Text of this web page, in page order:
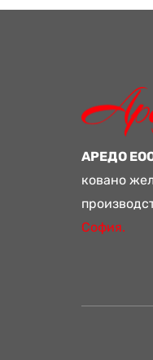
АРЕДО
ковано
София.